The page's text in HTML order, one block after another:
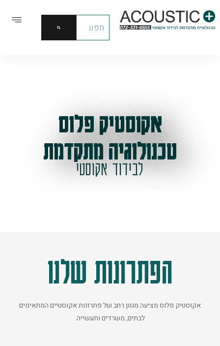
אקוסטיק פלוס
טכנולוגיה מתקדמת
לבידוד אקוסטי
הפתרונות שלנו
אקוסטיק פלוס מציעה מגוון רחב של פתרונות אקוסטיים המתאימים
לבתים, משרדים ותעשייה.